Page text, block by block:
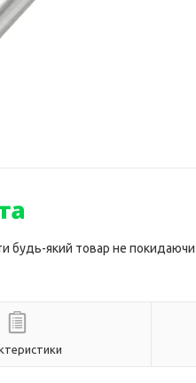
будь-який товар не покидаючи